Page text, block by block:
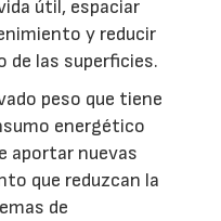
útil, espaciar
y reducir
de las superficies.
peso que tiene
energético
aportar nuevas
que reduzcan la
de